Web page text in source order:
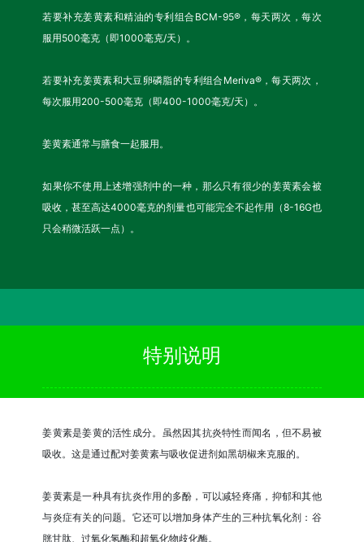
若要补充姜黄素和精油的专利组合BCM-95®，每天两次，每次
服用500毫克（即1000毫克/天）。
若要补充姜黄素和大豆卵磷脂的专利组合Meriva®，每天两次，
每次服用200-500毫克（即400-1000毫克/天）。
姜黄素通常与膳食一起服用。
如果你不使用上述增强剂中的一种，那么只有很少的姜黄素会被
吸收，甚至高达4000毫克的剂量也可能完全不起作用（8-16G也
只会稍微活跃一点）。
特别说明
姜黄素是姜黄的活性成分。虽然因其抗炎特性而闻名，但不易被
吸收。这是通过配对姜黄素与吸收促进剂如黑胡椒来克服的。
姜黄素是一种具有抗炎作用的多酚，可以减轻疼痛，抑郁和其他
与炎症有关的问题。它还可以增加身体产生的三种抗氧化剂：谷
胱甘肽、过氧化氢酶和超氧化物歧化酶。